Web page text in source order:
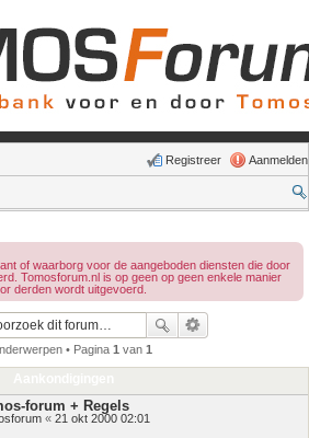
Aanmelden
Registreer
of waarborg voor de aangeboden diensten die door
Tomosforum.nl is op geen op geen enkele manier
derden wordt uitgevoerd.
• Pagina 1 van 1
forum + Regels
« 21 okt 2000 02:01